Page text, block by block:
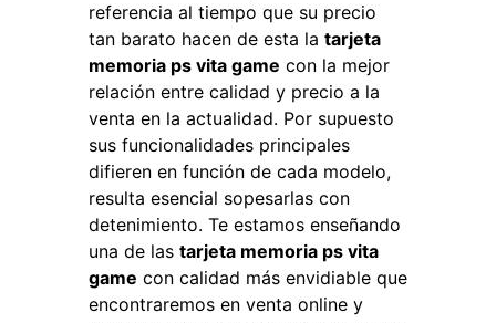
referencia al tiempo que su precio
tan barato hacen de esta la tarjeta
memoria ps vita game con la mejor
relación entre calidad y precio a la
venta en la actualidad. Por supuesto
sus funcionalidades principales
difieren en función de cada modelo,
resulta esencial sopesarlas con
detenimiento. Te estamos enseñando
una de las tarjeta memoria ps vita
game con calidad más envidiable que
encontraremos en venta online y